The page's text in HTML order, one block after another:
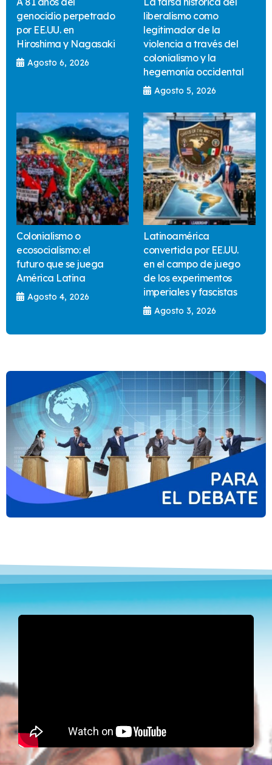
genocidio perpetrado
por EE.UU. en
Hiroshima y Nagasaki
Agosto 6, 2026
liberalismo como
legitimador de la
violencia a través del
colonialismo y la
hegemonía occidental
Agosto 5, 2026
Colonialismo o
ecosocialismo: el
futuro que se juega
América Latina
Agosto 4, 2026
Latinoamérica
convertida por EE.UU.
en el campo de juego
de los experimentos
imperiales y fascistas
Agosto 3, 2026